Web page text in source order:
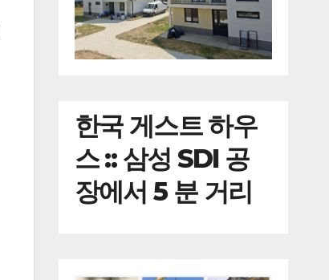
한국 게스트 하우
스 :: 삼성 SDI 공
장에서 5 분 거리